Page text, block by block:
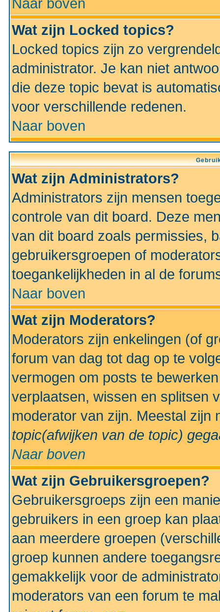
Naar boven
Wat zijn Locked topics?
Locked topics zijn zo
administrator. Je kan niet
die deze topic bevat is
voor verschillende redenen.
Naar boven
Wat zijn Administrators?
Administrators zijn mensen
controle van dit board. Deze
van dit board zoals permissies,
gebruikersgroepen of
toegankelijkheden in al de
Naar boven
Wat zijn Moderators?
Moderators zijn enkelingen (of
forum van dag tot dag op te
vermogen om posts te
verplaatsen, wissen en splitsen
moderator van zijn. Meestal
topic(afwijken van de topic)
Naar boven
Wat zijn Gebruikersgroepen?
Gebruikersgroeps zijn een
gebruikers in een groep kan
aan meerdere groepen
groep kunnen andere
gemakkelijk voor de
moderators van een forum te